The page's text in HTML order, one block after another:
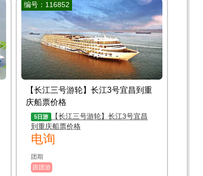
编号：116852
【长江三号游轮】长江3号宜昌到重
庆船票价格
5日游
【长江三号游轮】长江3号宜昌
到重庆船票价格
电询
团期
跟团游